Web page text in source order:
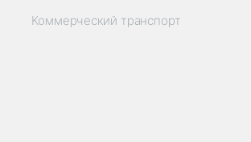
Коммерческий транспорт